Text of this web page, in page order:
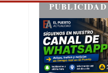
PUBLICIDAD